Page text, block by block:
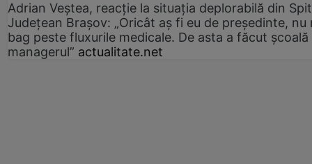
Adrian Veștea, reacție la situația deplorabilă din
Județean Brașov: „Oricât aș fi eu de președinte, nu
bag peste fluxurile medicale. De asta a făcut școală
managerul” actualitate.net